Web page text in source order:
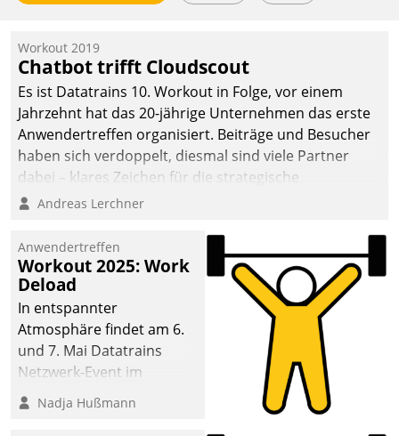
Workout 2019
Chatbot trifft Cloudscout
Es ist Datatrains 10. Workout in Folge, vor einem
Jahrzehnt hat das 20-jährige Unternehmen das erste
Anwendertreffen organisiert. Beiträge und Besucher
haben sich verdoppelt, diesmal sind viele Partner
dabei – klares Zeichen für die strategische
Fokussierung auf den Kunden.
Andreas Lerchner
Anwendertreffen
Workout 2025: Work
Deload
In entspannter
Atmosphäre findet am 6.
und 7. Mai Datatrains
Netzwerk-Event im
Kunden- und Partnerkreis
statt. Zentrale Frage: Wie
Nadja Hußmann